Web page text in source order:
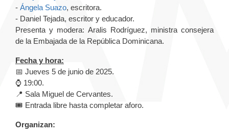
- Ángela Suazo, escritora.
- Daniel Tejada, escritor y educador.
Presenta y modera: Aralis Rodríguez, ministra consejera
de la Embajada de la República Dominicana.
Fecha y hora:
📅 Jueves 5 de junio de 2025.
⌚️ 19:00.
📍 Sala Miguel de Cervantes.
🎟️ Entrada libre hasta completar aforo.
Organizan: